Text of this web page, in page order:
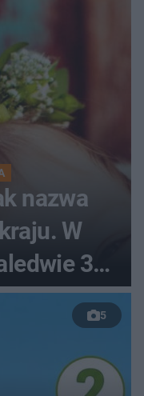
nazwa
W
3
5